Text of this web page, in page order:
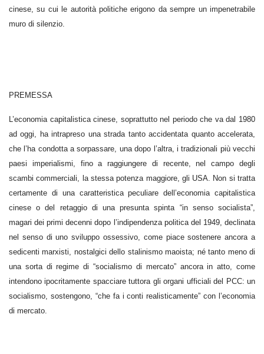
cinese, su cui le autorità politiche erigono da sempre un impenetrabile
muro di silenzio.
PREMESSA
L’economia capitalistica cinese, soprattutto nel periodo che va dal 1980
ad oggi, ha intrapreso una strada tanto accidentata quanto accelerata,
che l’ha condotta a sorpassare, una dopo l’altra, i tradizionali più vecchi
paesi imperialismi, fino a raggiungere di recente, nel campo degli
scambi commerciali, la stessa potenza maggiore, gli USA. Non si tratta
certamente di una caratteristica peculiare dell’economia capitalistica
cinese o del retaggio di una presunta spinta “in senso socialista”,
magari dei primi decenni dopo l’indipendenza politica del 1949, declinata
nel senso di uno sviluppo ossessivo, come piace sostenere ancora a
sedicenti marxisti, nostalgici dello stalinismo maoista; né tanto meno di
una sorta di regime di “socialismo di mercato” ancora in atto, come
intendono ipocritamente spacciare tuttora gli organi ufficiali del PCC: un
socialismo, sostengono, “che fa i conti realisticamente” con l’economia
di mercato.